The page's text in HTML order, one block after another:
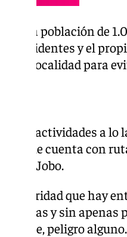
una población de
residentes y el
a la localidad para
de actividades a lo
ya que cuenta con
y Jobo.
que hay
anchas y sin
peligro alguno.